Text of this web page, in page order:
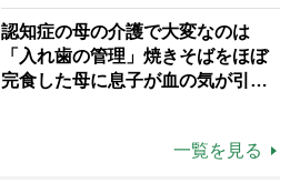
認知症の母の介護で大変なのは
「入れ歯の管理」焼きそばをほぼ
完食した母に息子が血の気が引い
一覧を見る